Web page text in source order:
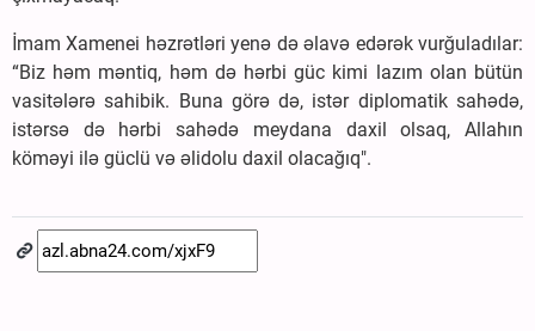
İmam Xamenei həzrətləri yenə də əlavə edərək vurğuladılar:
“Biz həm məntiq, həm də hərbi güc kimi lazım olan bütün
vasitələrə sahibik. Buna görə də, istər diplomatik sahədə,
istərsə də hərbi sahədə meydana daxil olsaq, Allahın
köməyi ilə güclü və əlidolu daxil olacağıq".